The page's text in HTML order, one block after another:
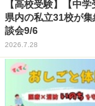
【高校受験】【中
県内の私立31校が
談会9/6
2026.7.28